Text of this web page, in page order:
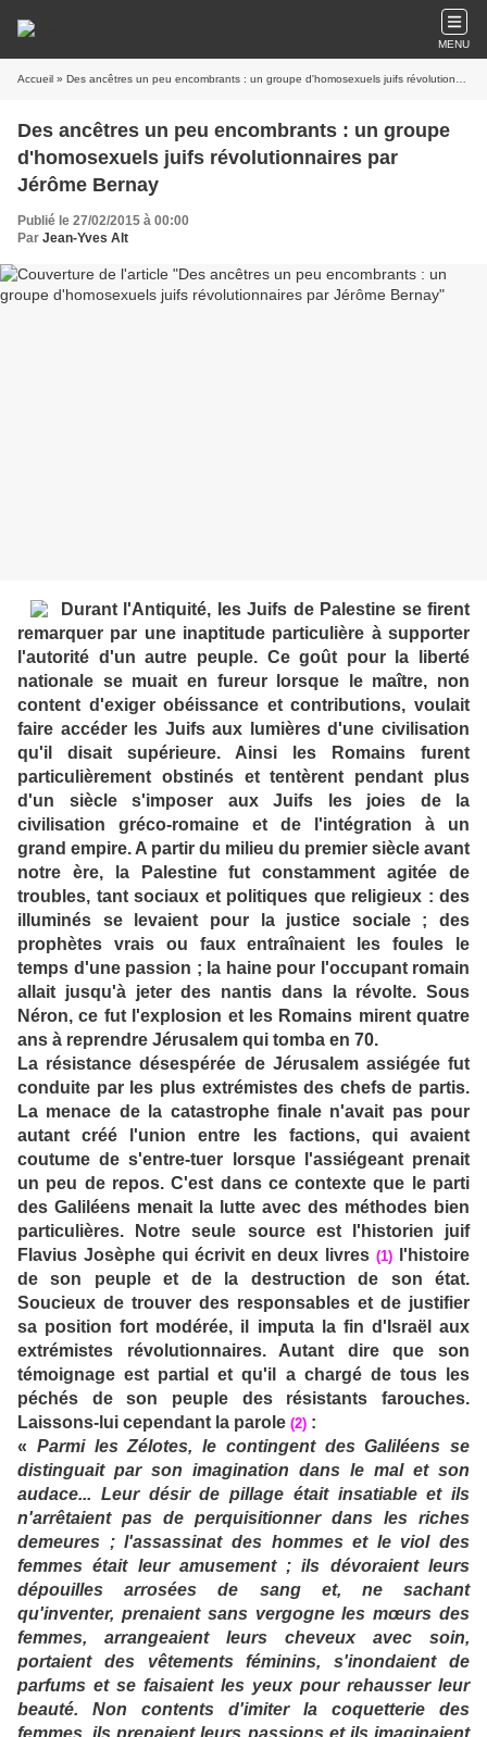
MENU
Accueil » Des ancêtres un peu encombrants : un groupe d'homosexuels juifs révolutionnaires par Jérôme Bernay
Des ancêtres un peu encombrants : un groupe
d'homosexuels juifs révolutionnaires par
Jérôme Bernay
Publié le 27/02/2015 à 00:00
Par Jean-Yves Alt
Durant l'Antiquité, les Juifs de Palestine se firent
remarquer par une inaptitude particulière à supporter
l'autorité d'un autre peuple. Ce goût pour la liberté
nationale se muait en fureur lorsque le maître, non
content d'exiger obéissance et contributions, voulait
faire accéder les Juifs aux lumières d'une civilisation
qu'il disait supérieure. Ainsi les Romains furent
particulièrement obstinés et tentèrent pendant plus
d'un siècle s'imposer aux Juifs les joies de la
civilisation gréco-romaine et de l'intégration à un
grand empire. A partir du milieu du premier siècle avant
notre ère, la Palestine fut constamment agitée de
troubles, tant sociaux et politiques que religieux : des
illuminés se levaient pour la justice sociale ; des
prophètes vrais ou faux entraînaient les foules le
temps d'une passion ; la haine pour l'occupant romain
allait jusqu'à jeter des nantis dans la révolte. Sous
Néron, ce fut l'explosion et les Romains mirent quatre
ans à reprendre Jérusalem qui tomba en 70.
La résistance désespérée de Jérusalem assiégée fut
conduite par les plus extrémistes des chefs de partis.
La menace de la catastrophe finale n'avait pas pour
autant créé l'union entre les factions, qui avaient
coutume de s'entre-tuer lorsque l'assiégeant prenait
un peu de repos. C'est dans ce contexte que le parti
des Galiléens menait la lutte avec des méthodes bien
particulières. Notre seule source est l'historien juif
Flavius Josèphe qui écrivit en deux livres(1) l'histoire
de son peuple et de la destruction de son état.
Soucieux de trouver des responsables et de justifier
sa position fort modérée, il imputa la fin d'Israël aux
extrémistes révolutionnaires. Autant dire que son
témoignage est partial et qu'il a chargé de tous les
péchés de son peuple des résistants farouches.
Laissons-lui cependant la parole (2) :
« Parmi les Zélotes, le contingent des Galiléens se
distinguait par son imagination dans le mal et son
audace... Leur désir de pillage était insatiable et ils
n'arrêtaient pas de perquisitionner dans les riches
demeures ; l'assassinat des hommes et le viol des
femmes était leur amusement ; ils dévoraient leurs
dépouilles arrosées de sang et, ne sachant
qu'inventer, prenaient sans vergogne les mœurs des
femmes, arrangeaient leurs cheveux avec soin,
portaient des vêtements féminins, s'inondaient de
parfums et se faisaient les yeux pour rehausser leur
beauté. Non contents d'imiter la coquetterie des